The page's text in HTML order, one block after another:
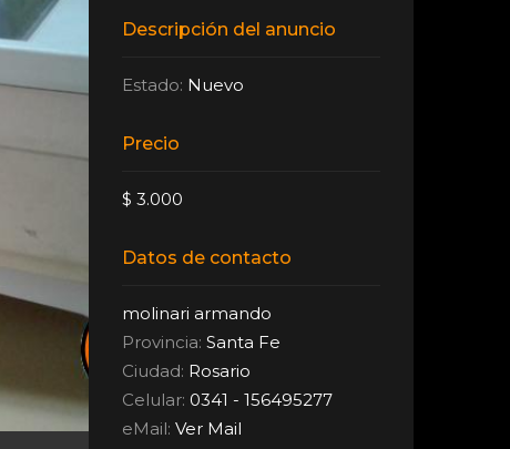
Descripción del anuncio
Estado: Nuevo
Precio
$ 3.000
Datos de contacto
molinari armando
Provincia:Santa Fe
Ciudad: Rosario
Celular: 0341 - 156495277
eMail:Ver Mail